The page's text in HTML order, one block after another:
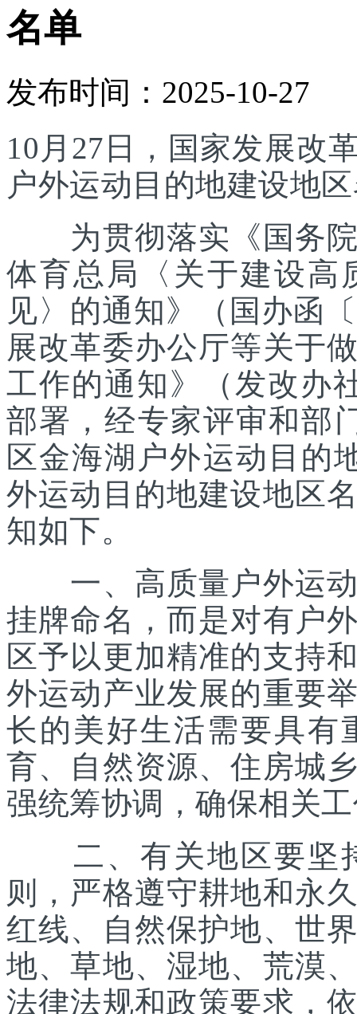
名单
发布时间：2025-10-27
10月27日，国家发展改
户外运动目的地建设地
为贯彻落实《国务院
体育总局〈关于建设高
见〉的通知》（国办函
展改革委办公厅等关于
工作的通知》（发改办
部署，经专家评审和部
区金海湖户外运动目的
外运动目的地建设地区
知如下。
一、高质量户外运动
挂牌命名，而是对有户
区予以更加精准的支持
外运动产业发展的重要
长的美好生活需要具有
育、自然资源、住房城
强统筹协调，确保相关
二、有关地区要坚
则，严格遵守耕地和永
红线、自然保护地、世
地、草地、湿地、荒漠
法律法规和政策要求，